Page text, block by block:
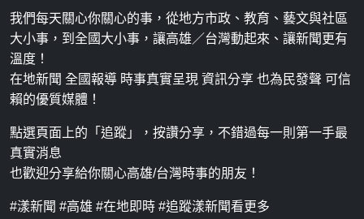
我們每天關心你關心的事，從地方市政、教育、藝文與社區
大小事，到全國大小事，讓高雄／台灣動起來、讓新聞更有
溫度！
在地新聞 全國報導 時事真實呈現 資訊分享 也為民發聲 可信
賴的優質媒體！
點選頁面上的「追蹤」，按讚分享，不錯過每一則第一手最
真實消息
也歡迎分享給你關心高雄/台灣時事的朋友！
#漾新聞 #高雄 #在地即時 #追蹤漾新聞看更多